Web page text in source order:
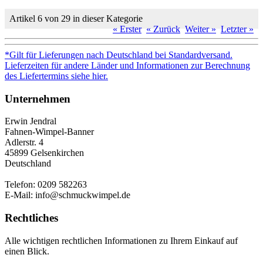
Artikel 6 von 29 in dieser Kategorie
« Erster « Zurück Weiter » Letzter »
*Gilt für Lieferungen nach Deutschland bei Standardversand.
Lieferzeiten für andere Länder und Informationen zur Berechnung
des Liefertermins siehe hier.
Unternehmen
Erwin Jendral
Fahnen-Wimpel-Banner
Adlerstr. 4
45899 Gelsenkirchen
Deutschland
Telefon: 0209 582263
E-Mail: info@schmuckwimpel.de
Rechtliches
Alle wichtigen rechtlichen Informationen zu Ihrem Einkauf auf
einen Blick.